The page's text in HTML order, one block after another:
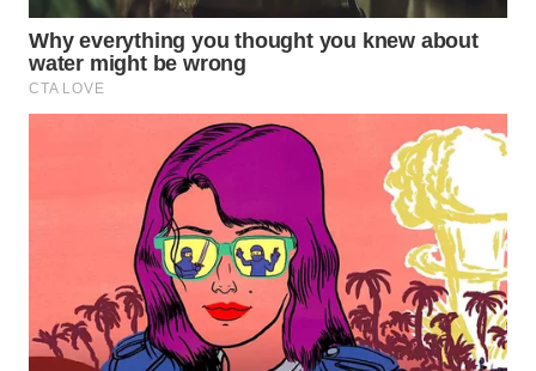
SUMEDANG
WN
CIANJUR
TANGERANG
WN